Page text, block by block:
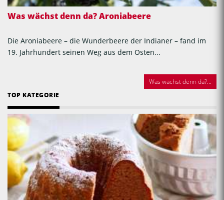
Was wächst denn da? Aroniabeere
Die Aroniabeere – die Wunderbeere der Indianer – fand im
19. Jahrhundert seinen Weg aus dem Osten...
Was wächst denn da?...
TOP KATEGORIE